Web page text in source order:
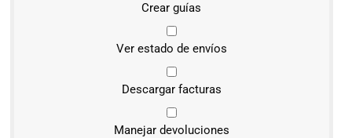
Crear guías
Ver estado de envíos
Descargar facturas
Manejar devoluciones